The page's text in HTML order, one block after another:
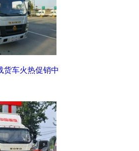
货车火热促销中